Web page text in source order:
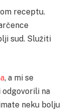
receptu.
sud. Služiti
, a mi se
odgovorili na
neku bolju